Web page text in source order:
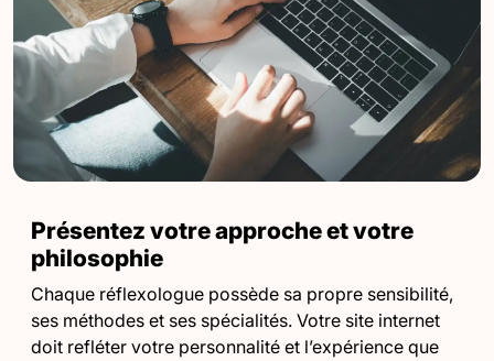
Présentez votre approche et votre
philosophie
Chaque réflexologue possède sa propre sensibilité,
ses méthodes et ses spécialités. Votre site internet
doit refléter votre personnalité et l’expérience que